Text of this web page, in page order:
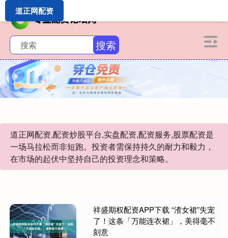
搜索
道正网配资,配资炒股平台,实盘配资,配资服务,股票配资是
一场马拉松而非短跑。投资者需保持持久的耐力和毅力，
在市场的起伏中坚持自己的投资理念和策略。
道正网配资
祥盛期权配资APP下载 “渣女裙”失宠
了！这条「万能连衣裙」，美得毫不
刻意